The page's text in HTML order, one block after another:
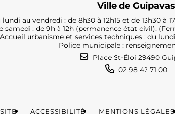
Ville de Guipavas
lundi au vendredi : de 8h30 à 12h15 et de 13h30 à
samedi : de 9h à 12h (permanence état civil).
Accueil urbanisme et services techniques : du
Police municipale :
Place St-Éloi 29490
02 98 42 71 00
ACCESSIBILITÉ MENTIONS LÉGALES